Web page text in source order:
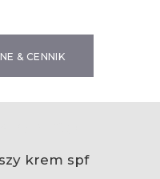
& CENNIK
krem spf